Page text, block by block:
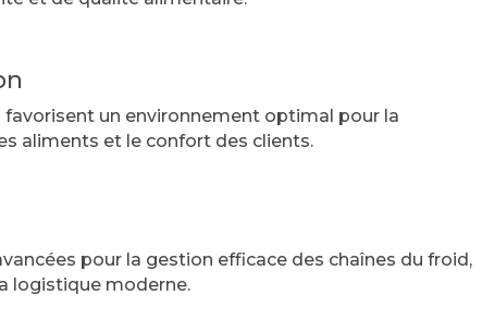
favorisent un environnement optimal pour la
aliments et le confort des clients.
pour la gestion efficace des chaînes du froid,
logistique moderne.